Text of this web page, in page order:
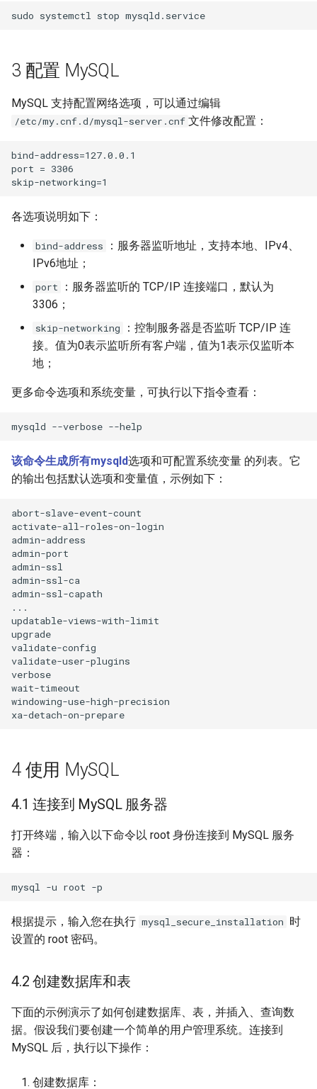
3 配置 MySQL
MySQL 支持配置网络选项，可以通过编辑
/etc/my.cnf.d/mysql-server.cnf 文件修改配置：
bind-address=127.0.0.1
port =
各选项说明如下：
bind-address
：服务器监听地址，支持本地、IPv4、
IPv6地址；
port
：服务器监听的 TCP/IP 连接端口，默认为
3306；
skip-networking
：控制服务器是否监听 TCP/IP 连
接。值为0表示监听所有客户端，值为1表示仅监听本
地；
更多命令选项和系统变量，可执行以下指令查看：
该命令生成所有mysqld选项和可配置系统变量 的列表。它
的输出包括默认选项和变量值，示例如下：
abort-slave-event-count
activate-all-roles-on-login
admin-address
admin-port
admin-ssl
admin-ssl-ca
admin-ssl-capath
...
updatable-views-with-limit
upgrade
validate-config
validate-user-plugins
verbose
wait-timeout
windowing-use-high-precision
4 使用 MySQL
4.1 连接到 MySQL 服务器
打开终端，输入以下命令以 root 身份连接到 MySQL 服务
器：
根据提示，输入您在执行 mysql_secure_installation 时
设置的 root 密码。
4.2 创建数据库和表
下面的示例演示了如何创建数据库、表，并插入、查询数
据。假设我们要创建一个简单的用户管理系统。连接到
MySQL 后，执行以下操作：
创建数据库：